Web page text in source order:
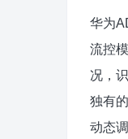
华为
流控
况，
独有
动态